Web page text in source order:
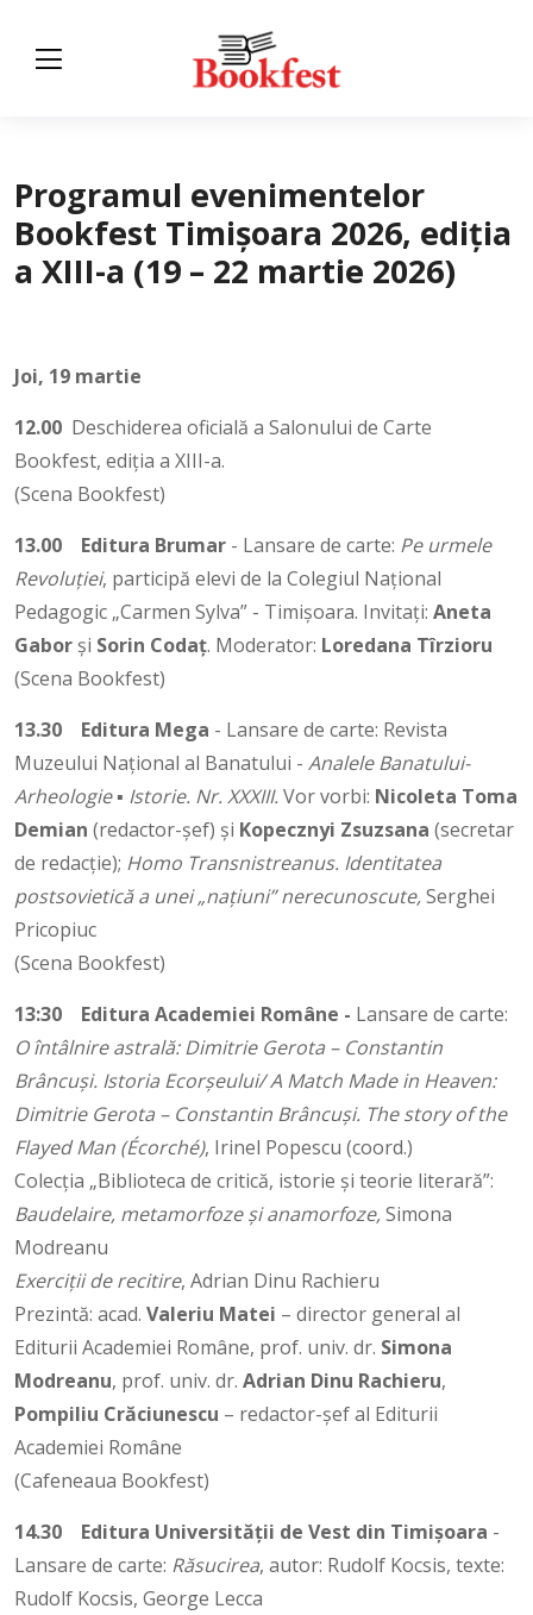
Programul evenimentelor
Bookfest Timișoara 2026, ediția
a XIII-a (19 – 22 martie 2026)
Joi, 19 martie
12.00 Deschiderea oficială a Salonului de Carte
Bookfest, ediția a XIII-a.
(Scena Bookfest)
13.00 Editura Brumar - Lansare de carte: Pe urmele
Revoluției, participă elevi de la Colegiul Național
Pedagogic „Carmen Sylva” - Timișoara. Invitați: Aneta
Gabor și Sorin Codaț. Moderator: Loredana Tîrzioru
(Scena Bookfest)
13.30 Editura Mega - Lansare de carte: Revista
Muzeului Naţional al Banatului - Analele Banatului-
Arheologie ▪ Istorie. Nr. XXXIII. Vor vorbi: Nicoleta Toma
Demian (redactor-șef) și Kopecznyi Zsuzsana (secretar
de redacție); Homo Transnistreanus. Identitatea
postsovietică a unei „națiuni” nerecunoscute,Serghei
Pricopiuc
(Scena Bookfest)
13:30 Editura Academiei Române - Lansare de carte:
O întâlnire astrală: Dimitrie Gerota – Constantin
Brâncuși. Istoria Ecorșeului/ A Match Made in Heaven:
Dimitrie Gerota – Constantin Brâncuși. The story of the
Flayed Man (Écorché), Irinel Popescu (coord.)
Colecția „Biblioteca de critică, istorie și teorie literară”:
Baudelaire, metamorfoze și anamorfoze,Simona
Modreanu
Exerciții de recitire, Adrian Dinu Rachieru
Prezintă: acad. Valeriu Matei – director general al
Editurii Academiei Române, prof. univ. dr. Simona
Modreanu, prof. univ. dr. Adrian Dinu Rachieru,
Pompiliu Crăciunescu – redactor-șef al Editurii
Academiei Române
(Cafeneaua Bookfest)
14.30 Editura Universității de Vest din Timișoara -
Lansare de carte: Răsucirea, autor: Rudolf Kocsis, texte:
Rudolf Kocsis, George Lecca